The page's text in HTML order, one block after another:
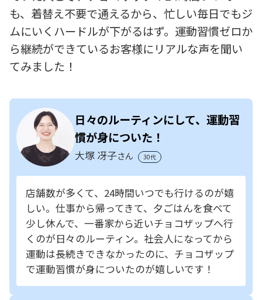
も、着替え不要で通えるから、忙しい毎日でもジ
ムにいくハードルが下がるはず。運動習慣ゼロか
ら継続ができているお客様にリアルな声を聞い
てみました！
日々のルーティンにして、運動習
慣が身についた！
大塚 冴子さん 30代
店舗数が多くて、24時間いつでも行けるのが嬉
しい。仕事から帰ってきて、夕ごはんを食べて
少し休んで、一番家から近いチョコザップへ行
くのが日々のルーティン。社会人になってから
運動は長続きできなかったのに、チョコザップ
で運動習慣が身についたのが嬉しいです！